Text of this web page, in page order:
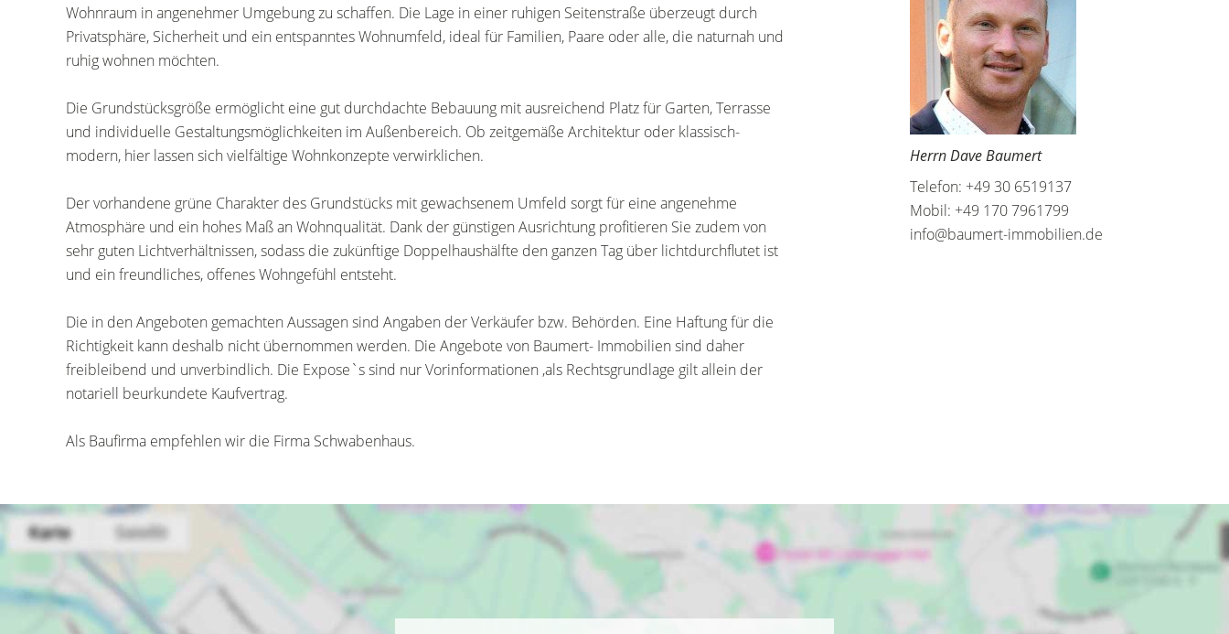
Wohnraum in angenehmer Umgebung zu schaffen. Die Lage in einer ruhigen Seitenstraße überzeugt durch
Privatsphäre, Sicherheit und ein entspanntes Wohnumfeld, ideal für Familien, Paare oder alle, die naturnah und
ruhig wohnen möchten.
Die Grundstücksgröße ermöglicht eine gut durchdachte Bebauung mit ausreichend Platz für Garten, Terrasse
und individuelle Gestaltungsmöglichkeiten im Außenbereich. Ob zeitgemäße Architektur oder klassisch-
modern, hier lassen sich vielfältige Wohnkonzepte verwirklichen.
Der vorhandene grüne Charakter des Grundstücks mit gewachsenem Umfeld sorgt für eine angenehme
Atmosphäre und ein hohes Maß an Wohnqualität. Dank der günstigen Ausrichtung profitieren Sie zudem von
sehr guten Lichtverhältnissen, sodass die zukünftige Doppelhaushälfte den ganzen Tag über lichtdurchflutet ist
und ein freundliches, offenes Wohngefühl entsteht.
Die in den Angeboten gemachten Aussagen sind Angaben der Verkäufer bzw. Behörden. Eine Haftung für die
Richtigkeit kann deshalb nicht übernommen werden. Die Angebote von Baumert- Immobilien sind daher
freibleibend und unverbindlich. Die Expose`s sind nur Vorinformationen ,als Rechtsgrundlage gilt allein der
notariell beurkundete Kaufvertrag.
Als Baufirma empfehlen wir die Firma Schwabenhaus.
Herrn Dave Baumert
Telefon: +49 30 6519137
Mobil: +49 170 7961799
info@baumert-immobilien.de